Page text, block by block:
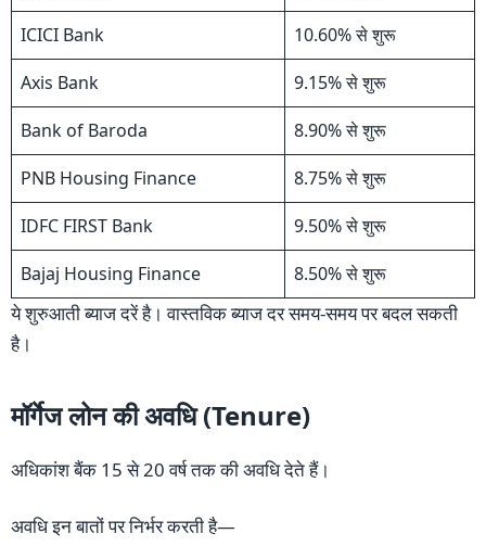
ICICI Bank
10.60% से शुरू
Axis Bank
9.15% से शुरू
Bank of Baroda
8.90% से शुरू
PNB Housing Finance
8.75% से शुरू
IDFC FIRST Bank
9.50% से शुरू
Bajaj Housing Finance
8.50% से शुरू
ये शुरुआती ब्याज दरें है। वास्तविक ब्याज दर समय-समय पर बदल सकती
है।
मॉर्गेज लोन की अवधि (Tenure)
अधिकांश बैंक 15 से 20 वर्ष तक की अवधि देते हैं।
अवधि इन बातों पर निर्भर करती है—